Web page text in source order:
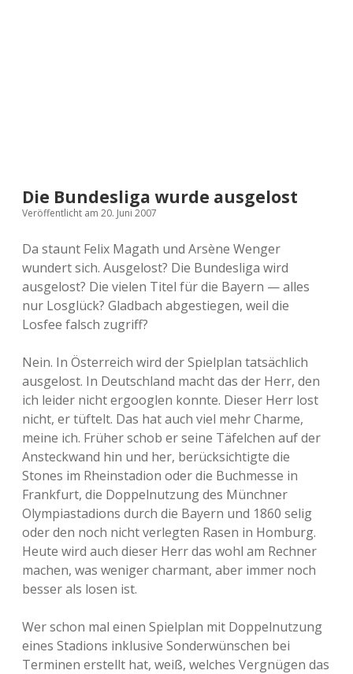
Die Bundesliga wurde ausgelost
Veröffentlicht am 20. Juni 2007
Da staunt Felix Magath und Arsène Wenger
wundert sich. Ausgelost? Die Bundesliga wird
ausgelost? Die vielen Titel für die Bayern — alles
nur Losglück? Gladbach abgestiegen, weil die
Losfee falsch zugriff?
Nein. In Österreich wird der Spielplan tatsächlich
ausgelost. In Deutschland macht das der Herr, den
ich leider nicht ergooglen konnte. Dieser Herr lost
nicht, er tüftelt. Das hat auch viel mehr Charme,
meine ich. Früher schob er seine Täfelchen auf der
Ansteckwand hin und her, berücksichtigte die
Stones im Rheinstadion oder die Buchmesse in
Frankfurt, die Doppelnutzung des Münchner
Olympiastadions durch die Bayern und 1860 selig
oder den noch nicht verlegten Rasen in Homburg.
Heute wird auch dieser Herr das wohl am Rechner
machen, was weniger charmant, aber immer noch
besser als losen ist.
Wer schon mal einen Spielplan mit Doppelnutzung
eines Stadions inklusive Sonderwünschen bei
Terminen erstellt hat, weiß, welches Vergnügen das